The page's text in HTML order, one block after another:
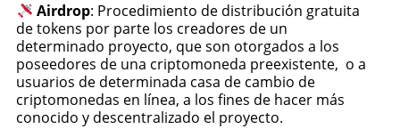
Airdrop: Procedimiento de distribución gratuita
de tokens por parte los creadores de un
determinado proyecto, que son otorgados a los
poseedores de una criptomoneda preexistente, o a
usuarios de determinada casa de cambio de
criptomonedas en línea, a los fines de hacer más
conocido y descentralizado el proyecto.